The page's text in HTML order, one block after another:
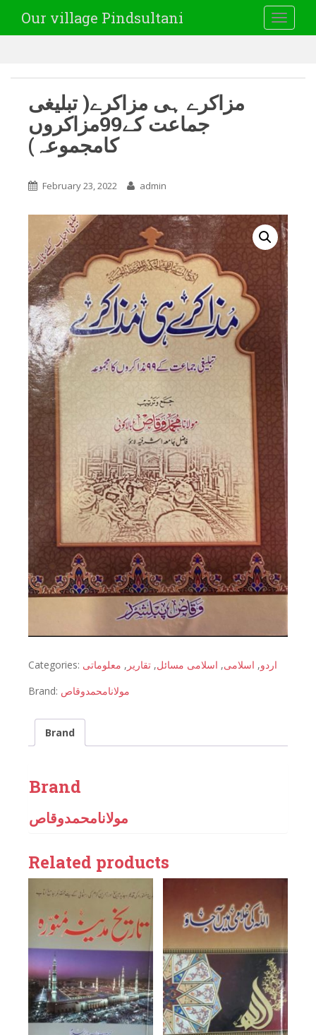
Our village Pindsultani
مزاکرے ہی مزاکرے( تبلیغی
جماعت کے99مزاکروں
کامجموعہ)
February 23, 2022 admin
Categories: اردو, اسلامی, اسلامی مسائل, تقاریر , معلوماتی
Brand: مولانامحمدوقاص
Brand
Brand
مولانامحمدوقاص
Related products